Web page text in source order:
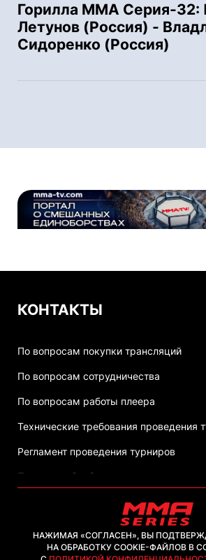
Горилла ММА Серия-32:
Летунов (Россия) -
Сидоренко (Россия)
КОНТАКТЫ
По вопросам покупки трансляций
По вопросам сотрудничества
По вопросам работы плеера
Технические требования проведения
Регламент проведения турниров
Политика обработки персональных
НАЖИМАЯ «СОГЛАСЕН», ВЫ
НА ОБРАБОТКУ COOKIE-ФАЙЛОВ В